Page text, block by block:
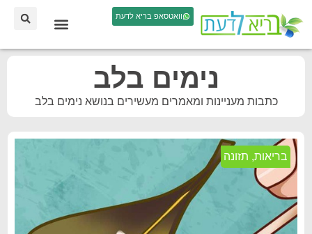
וואטסאפ בריא לדעת
נימים בלב
כתבות מעניינות ומאמרים מעשירים בנושא נימים בלב
בריאות, תזונה